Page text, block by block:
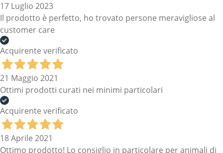
17 Luglio 2023
Il prodotto è perfetto, ho trovato persone meravigliose al
customer care
Acquirente verificato
21 Maggio 2021
Ottimi prodotti curati nei minimi particolari
Acquirente verificato
18 Aprile 2021
Ottimo prodotto! Lo consiglio in particolare per animali di